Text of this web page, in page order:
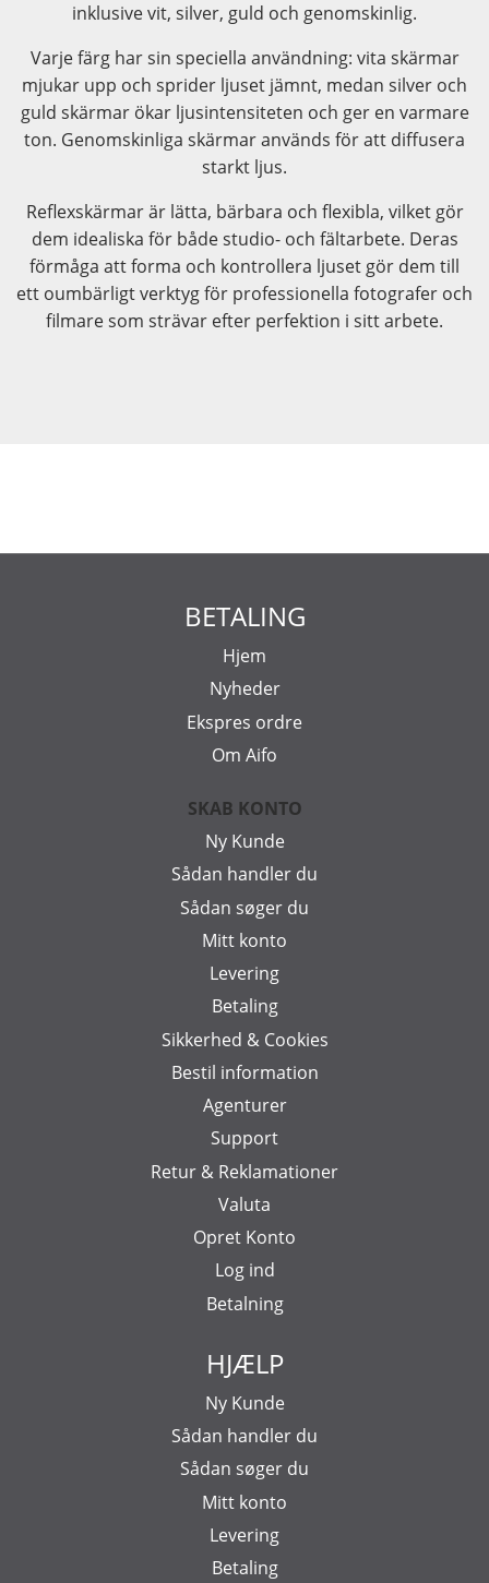
inklusive vit, silver, guld och genomskinlig.
Varje färg har sin speciella användning: vita skärmar
mjukar upp och sprider ljuset jämnt, medan silver och
guld skärmar ökar ljusintensiteten och ger en varmare
ton. Genomskinliga skärmar används för att diffusera
starkt ljus.
Reflexskärmar är lätta, bärbara och flexibla, vilket gör
dem idealiska för både studio- och fältarbete. Deras
förmåga att forma och kontrollera ljuset gör dem till
ett oumbärligt verktyg för professionella fotografer och
filmare som strävar efter perfektion i sitt arbete.
BETALING
Hjem
Nyheder
Ekspres ordre
Om Aifo
SKAB KONTO
Ny Kunde
Sådan handler du
Sådan søger du
Mitt konto
Levering
Betaling
Sikkerhed & Cookies
Bestil information
Agenturer
Support
Retur & Reklamationer
Valuta
Opret Konto
Log ind
Betalning
HJÆLP
Ny Kunde
Sådan handler du
Sådan søger du
Mitt konto
Levering
Betaling